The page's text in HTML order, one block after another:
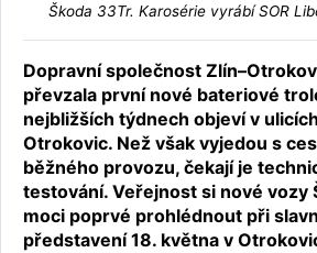
Škoda 33Tr. Karosérie vyrábí SOR
Dopravní společnost
převzala první nové bateriové
nejbližších týdnech objeví v
Otrokovic. Než však vyjedou s
běžného provozu, čekají je
testování. Veřejnost si nové vozy
moci poprvé prohlédnout při
představení 18. května v